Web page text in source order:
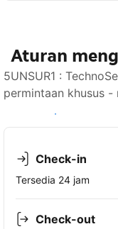
Aturan
5UNSUR1 :
permintaan khusus
Lihat ketersediaan
Check-in
Tersedia 24 jam
Check-out